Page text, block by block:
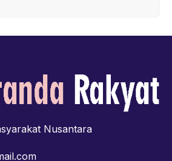
Nusantara